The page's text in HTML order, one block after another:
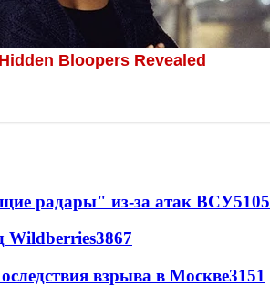
радары" из-за атак ВСУ5105
Wildberries3867
взрыва в Москве3151